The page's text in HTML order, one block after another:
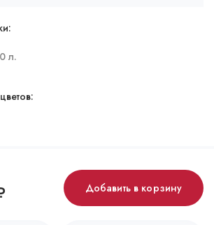
л.
Добавить в корзину